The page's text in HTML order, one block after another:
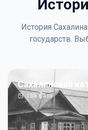
История
государств.
Сахалинская
156фото